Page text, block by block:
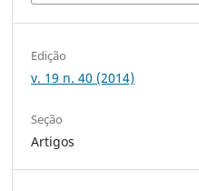
Edição
v. 19 n. 40 (2014)
Seção
Artigos